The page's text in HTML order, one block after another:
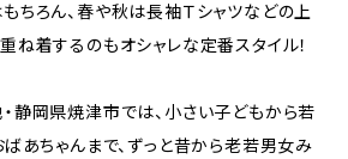
ちろん、春や秋は長袖Ｔシャツなどの上
ね着するのもオシャレな定番スタイル！
静岡県焼津市では、小さい子どもから若
ばあちゃんまで、ずっと昔から老若男女み